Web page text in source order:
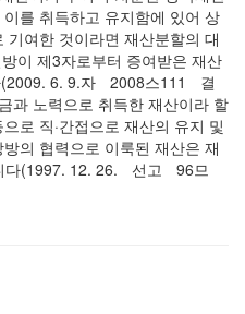
를 취득하고 유지함에 있어 상
기여한 것이라면 재산분할의 대
이 제3자로부터 증여받은 재산
(2009. 6. 9.자ﾠ2008스111ﾠ결
과 노력으로 취득한 재산이라 할
로 직·간접으로 재산의 유지 및
의 협력으로 이룩된 재산은 재
다(1997. 12. 26.ﾠ선고ﾠ96므